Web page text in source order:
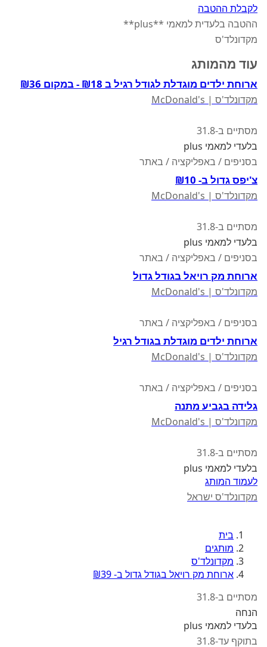
לקבלת ההטבה
ההטבה בלעדית למאמי **plus**
מקדונלד'ס
עוד מהמותג
ארוחת ילדים מוגדלת לגודל רגיל ב ₪18 - במקום ₪36
מקדונלד'ס | McDonald's
מסתיים ב-31.8
בלעדי למאמי plus
בסניפים / באפליקציה / באתר
צ'יפס גדול ב- ₪10
מקדונלד'ס | McDonald's
מסתיים ב-31.8
בלעדי למאמי plus
בסניפים / באפליקציה / באתר
ארוחת מק רויאל בגודל גדול
מקדונלד'ס | McDonald's
בסניפים / באפליקציה / באתר
ארוחת ילדים מוגדלת בגודל רגיל
מקדונלד'ס | McDonald's
בסניפים / באפליקציה / באתר
גלידה בגביע מתנה
מקדונלד'ס | McDonald's
מסתיים ב-31.8
בלעדי למאמי plus
לעמוד המותג
מקדונלד'ס ישראל
בית
מותגים
מקדונלד'ס
ארוחת מק רויאל בגודל גדול ב- ₪39
מסתיים ב-31.8
הנחה
בלעדי למאמי plus
בתוקף עד-31.8